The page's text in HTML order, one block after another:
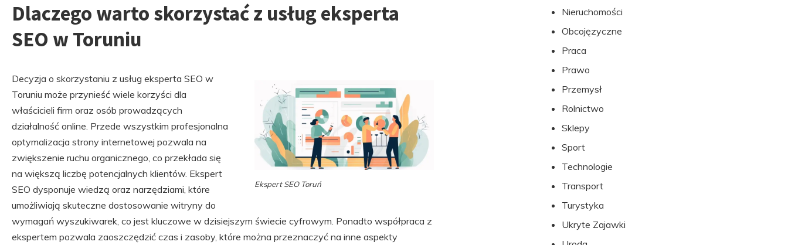
Dlaczego warto skorzystać z usług eksperta
SEO w Toruniu
Ekspert SEO Toruń
Decyzja o skorzystaniu z usług eksperta SEO w
Toruniu może przynieść wiele korzyści dla
właścicieli firm oraz osób prowadzących
działalność online. Przede wszystkim profesjonalna
optymalizacja strony internetowej pozwala na
zwiększenie ruchu organicznego, co przekłada się
na większą liczbę potencjalnych klientów. Ekspert
SEO dysponuje wiedzą oraz narzędziami, które
umożliwiają skuteczne dostosowanie witryny do
wymagań wyszukiwarek, co jest kluczowe w dzisiejszym świecie cyfrowym. Ponadto współpraca z
ekspertem pozwala zaoszczędzić czas i zasoby, które można przeznaczyć na inne aspekty
Nieruchomości
Obcojęzyczne
Praca
Prawo
Przemysł
Rolnictwo
Sklepy
Sport
Technologie
Transport
Turystyka
Ukryte Zajawki